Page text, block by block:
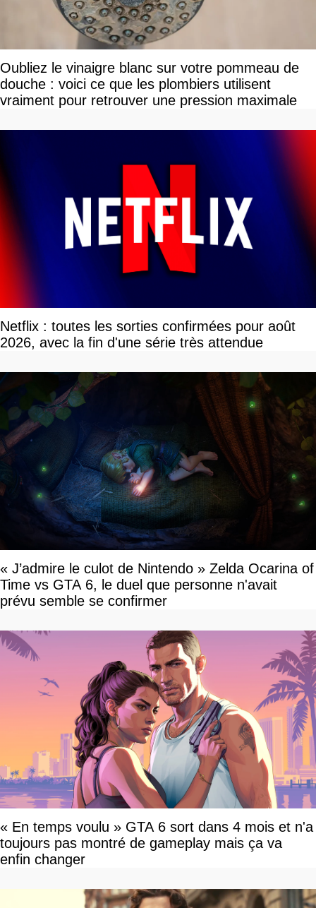
Oubliez le vinaigre blanc sur votre pommeau de
douche : voici ce que les plombiers utilisent
vraiment pour retrouver une pression maximale
Netflix : toutes les sorties confirmées pour août
2026, avec la fin d'une série très attendue
« J’admire le culot de Nintendo » Zelda Ocarina of
Time vs GTA 6, le duel que personne n'avait
prévu semble se confirmer
« En temps voulu » GTA 6 sort dans 4 mois et n'a
toujours pas montré de gameplay mais ça va
enfin changer